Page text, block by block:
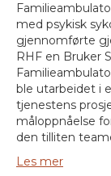
med psykisk
gjennomførte
RHF en Bruker
ble utarbeidet i
tjenestens
måloppnåelse
den tilliten
Les mer